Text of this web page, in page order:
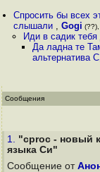
Спросить бы всех
слышали ,Gogi
Иди в садик
Да ладна те
альтернатива
Сообщения
1. "cproc - новый
языка Си"
Сообщение от